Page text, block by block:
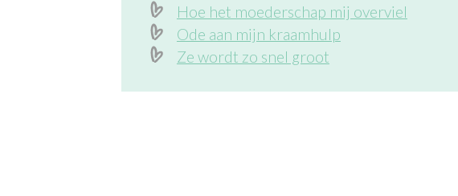
Hoe het moederschap mij overviel
Ode aan mijn kraamhulp
Ze wordt zo snel groot